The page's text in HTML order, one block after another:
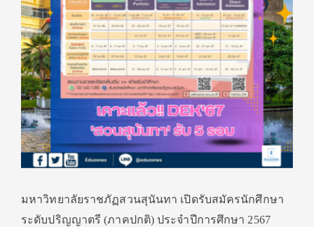
มหาวิทยาลัยราชภัฏสวนสุนันทา เปิดรับสมัครนักศึกษา
ระดับปริญญาตรี (ภาคปกติ) ประจำปีการศึกษา 2567